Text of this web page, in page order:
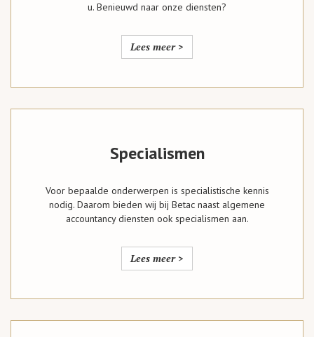
u. Benieuwd naar onze diensten?
Lees meer >
Specialismen
Voor bepaalde onderwerpen is specialistische kennis
nodig. Daarom bieden wij bij Betac naast algemene
accountancy diensten ook specialismen aan.
Lees meer >